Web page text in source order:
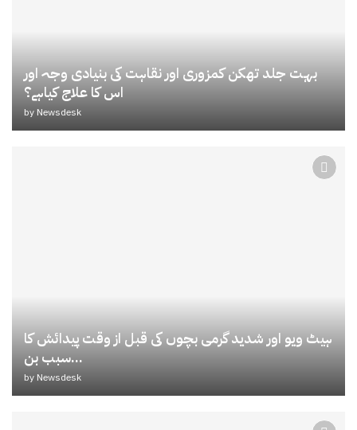
بہت جلد تھکن کمزوری اور نقاہت کی بنیادی وجہ اور
اس کا علاج کیاہے؟
byNewsdesk
ہیٹ ویو اور شدید گرمی بچوں کی قبل از وقت پیدائش کا
سبب بن...
byNewsdesk